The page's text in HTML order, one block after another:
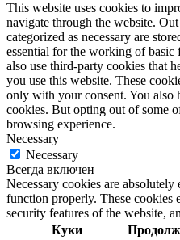
This website uses cookies to
navigate through the website.
categorized as necessary are
essential for the working of
also use third-party cookies that
you use this website. These
only with your consent. You also
cookies. But opting out of some
browsing experience.
Necessary
Necessary
Всегда включен
Necessary cookies are
function properly. These cookies
security features of the website,
Куки